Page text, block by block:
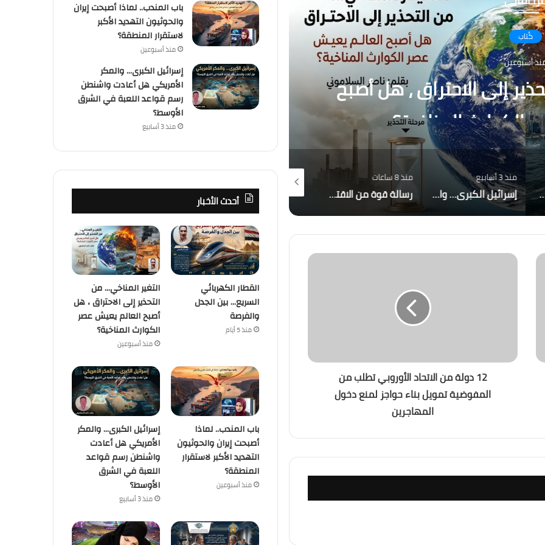
كُتاب
أسبوعين
إلى الاحتراق ، هل أصبح
الكوارث المناخية؟
باب المندب.. لماذا أصبحت
الأكبر لاستقرار
الأكبر لاستقرار المنطقة؟
منذ 3 أسابيع
إسرائيل الكبرى… والمكر الأمريكي هل أعادت واشنطن رسم قواعد اللعبة في الشرق الأوسط؟
منذ 8 ساعات
رسالة قوة من الاقتصاد المصري.. صافي الاحتياطي الأجنبي يسجل قفزة تاريخية ويصل إلى 56.29 مليار دولار بنهاية يوليو
منذ 5 أيام
القطار الكهربائي السريع… بين الجدل والفرصة التغير المناخي… من التحذير إلى الاحتراق ، هل أصبح العالم يعيش عصر الكوارث المناخية؟
12 دولة من الاتحاد الأوروبي تطلب من
المفوضية تمويل بناء حواجز لمنع دخول
المهاجرين
باب المندب.. لماذا أصبحت إيران
والحوثيون التهديد الأكبر
لاستقرار المنطقة؟
منذ أسبوعين
إسرائيل الكبرى… والمكر
الأمريكي هل أعادت واشنطن
رسم قواعد اللعبة في الشرق
الأوسط؟
منذ 3 أسابيع
أحدث الأخبار
القطار الكهربائي
السريع… بين الجدل
والفرصة
منذ 5 أيام
التغير المناخي… من
التحذير إلى الاحتراق ، هل
أصبح العالم يعيش عصر
الكوارث المناخية؟
منذ أسبوعين
باب المندب.. لماذا
أصبحت إيران والحوثيون
التهديد الأكبر لاستقرار
المنطقة؟
منذ أسبوعين
إسرائيل الكبرى… والمكر
الأمريكي هل أعادت
واشنطن رسم قواعد
اللعبة في الشرق
الأوسط؟
منذ 3 أسابيع